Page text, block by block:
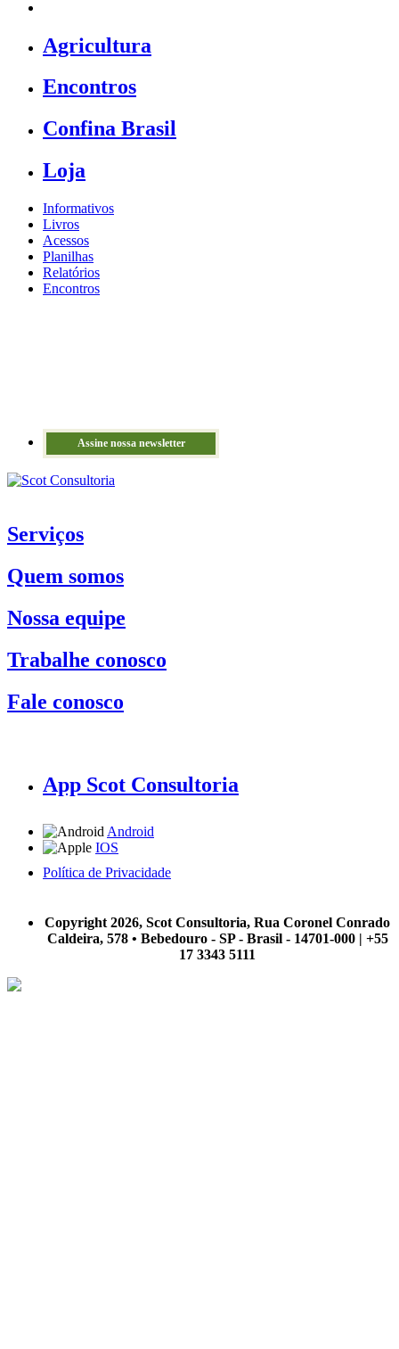
Agricultura
Encontros
Confina Brasil
Loja
Informativos
Livros
Acessos
Planilhas
Relatórios
Encontros
Assine nossa newsletter
Serviços
Quem somos
Nossa equipe
Trabalhe conosco
Fale conosco
App Scot Consultoria
Android
IOS
Política de Privacidade
Copyright 2026, Scot Consultoria, Rua Coronel Conrado
Caldeira, 578 • Bebedouro - SP - Brasil - 14701-000 | +55
17 3343 5111